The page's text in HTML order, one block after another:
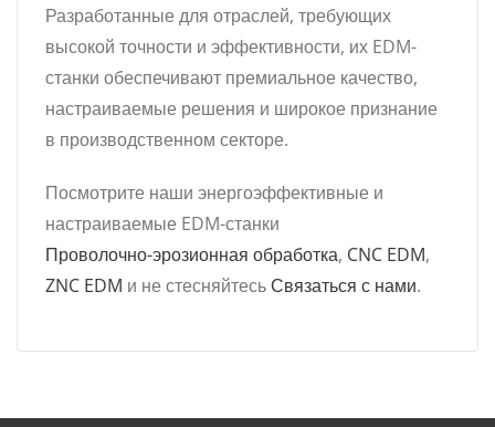
Разработанные для отраслей, требующих
высокой точности и эффективности, их EDM-
станки обеспечивают премиальное качество,
настраиваемые решения и широкое признание
в производственном секторе.
Посмотрите наши энергоэффективные и
настраиваемые EDM-станки
Проволочно-эрозионная обработка, CNC EDM,
ZNC EDM и не стесняйтесьСвязаться с нами.